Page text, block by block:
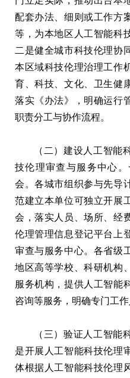
配套办法、细则或工作方
等，为本地区人工智能科
二是健全城市科技伦理协
本区域科技伦理治理工作
育、科技、文化、卫生健
落实《办法》，明确运行
职责分工与协作流程。
（二）建设人工智能
技伦理审查与服务中心
会。各城市组织参与先导
范建立本单位可独立开展
会，落实人员、场所、经
伦理管理信息登记平台上
审查与服务中心。各省级
地区高等学校、科研机构
服务机构，提供人工智能
咨询等服务，明确专门工作
（三）验证人工智能
是开展人工智能科技伦理
体根据人工智能科技伦理